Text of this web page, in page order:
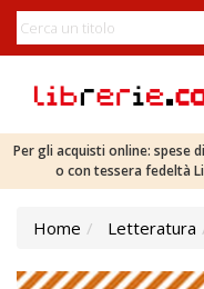
Per gli acquisti online: spese
o con tessera fedeltà
Home Letteratura